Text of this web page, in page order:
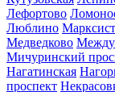
Лефортово
Люблино
Медведково
Мичуринский
Нагатинская
проспект